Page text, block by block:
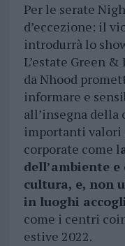
Per le serate
d’eccezione: il
introdurrà lo
L’estate Green
da Nhood
informare e
all’insegna
importanti valori
corporate come l
dell’ambiente
cultura, e, non
in luoghi
come i centri
estive 2022.